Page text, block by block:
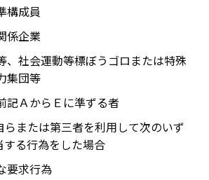
構成員
係企業
、社会運動等標ぼうゴロまたは特殊
集団等
記ＡからＥに準ずる者
らまたは第三者を利用して次のいず
する行為をした場合
要求行為